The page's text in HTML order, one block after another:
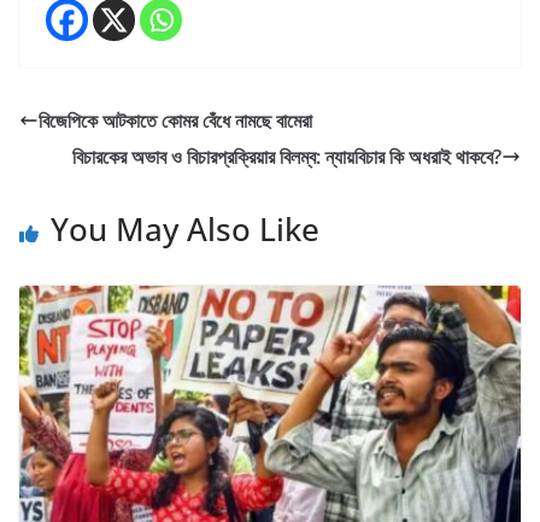
বিজেপিকে আটকাতে কোমর বেঁধে নামছে বামেরা
বিচারকের অভাব ও বিচারপ্রক্রিয়ার বিলম্ব: ন্যায়বিচার কি অধরাই থাকবে?
You May Also Like